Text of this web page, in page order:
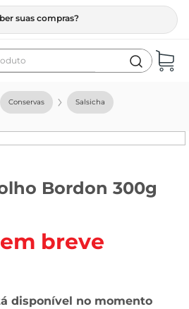
suas compras?
Conservas Salsicha
Bordon 300g
breve